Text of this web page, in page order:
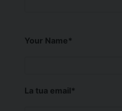
Your Name*
La tua email*